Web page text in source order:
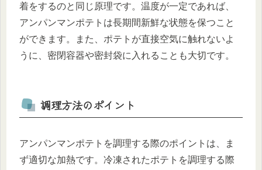
着をするのと同じ原理です。温度が一定であれば、
アンパンマンポテトは長期間新鮮な状態を保つこと
ができます。また、ポテトが直接空気に触れないよ
うに、密閉容器や密封袋に入れることも大切です。
調理方法のポイント
アンパンマンポテトを調理する際のポイントは、ま
ず適切な加熱です。冷凍されたポテトを調理する際